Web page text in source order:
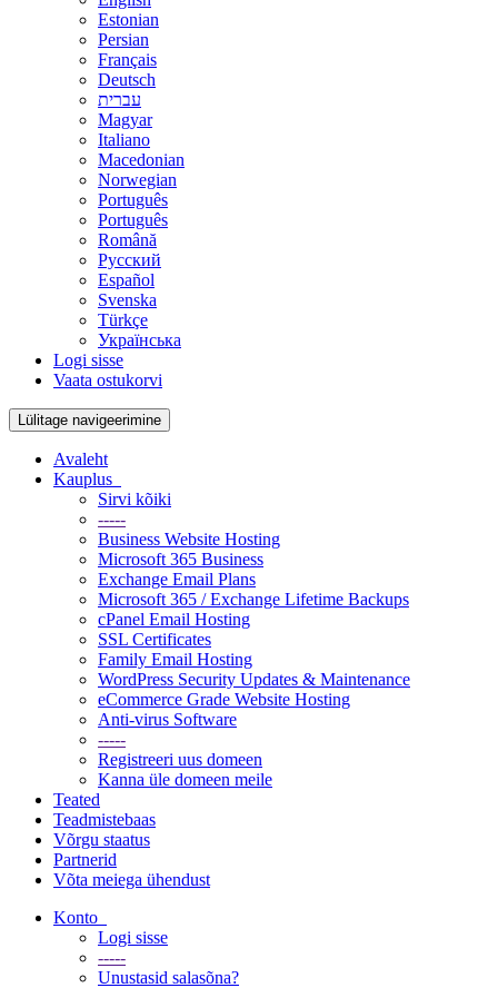
Estonian
Persian
Français
Deutsch
עברית
Magyar
Italiano
Macedonian
Norwegian
Português
Português
Română
Русский
Español
Svenska
Türkçe
Українська
Logi sisse
Vaata ostukorvi
Lülitage navigeerimine
Avaleht
Kauplus
Sirvi kõiki
-----
Business Website Hosting
Microsoft 365 Business
Exchange Email Plans
Microsoft 365 / Exchange Lifetime Backups
cPanel Email Hosting
SSL Certificates
Family Email Hosting
WordPress Security Updates & Maintenance
eCommerce Grade Website Hosting
Anti-virus Software
-----
Registreeri uus domeen
Kanna üle domeen meile
Teated
Teadmistebaas
Võrgu staatus
Partnerid
Võta meiega ühendust
Konto
Logi sisse
-----
Unustasid salasõna?